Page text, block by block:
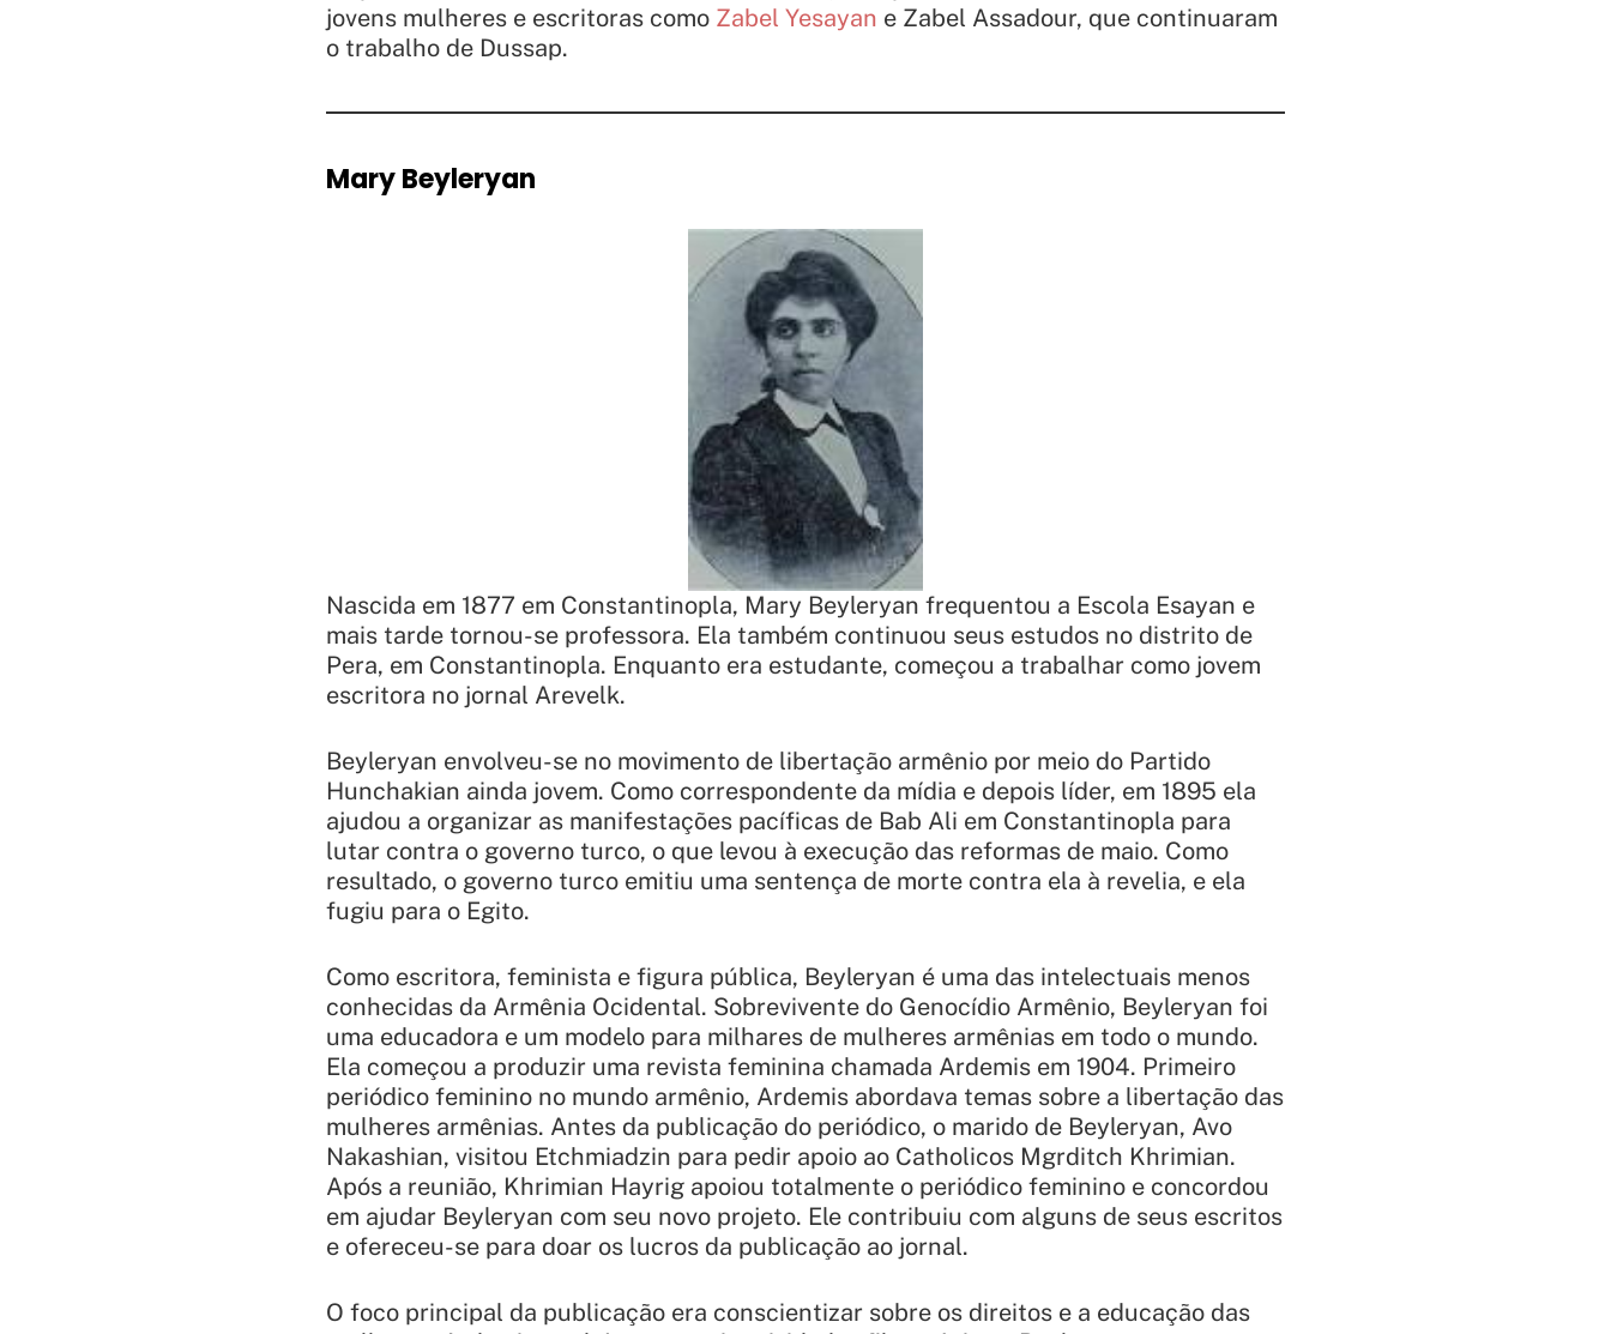
jovens mulheres e escritoras como Zabel Yesayan e Zabel Assadour, que continuaram
o trabalho de Dussap.
Mary Beyleryan
Nascida em 1877 em Constantinopla, Mary Beyleryan frequentou a Escola Esayan e
mais tarde tornou-se professora. Ela também continuou seus estudos no distrito de
Pera, em Constantinopla. Enquanto era estudante, começou a trabalhar como jovem
escritora no jornal Arevelk.
Beyleryan envolveu-se no movimento de libertação armênio por meio do Partido
Hunchakian ainda jovem. Como correspondente da mídia e depois líder, em 1895 ela
ajudou a organizar as manifestações pacíficas de Bab Ali em Constantinopla para
lutar contra o governo turco, o que levou à execução das reformas de maio. Como
resultado, o governo turco emitiu uma sentença de morte contra ela à revelia, e ela
fugiu para o Egito.
Como escritora, feminista e figura pública, Beyleryan é uma das intelectuais menos
conhecidas da Armênia Ocidental. Sobrevivente do Genocídio Armênio, Beyleryan foi
uma educadora e um modelo para milhares de mulheres armênias em todo o mundo.
Ela começou a produzir uma revista feminina chamada Ardemis em 1904. Primeiro
periódico feminino no mundo armênio, Ardemis abordava temas sobre a libertação das
mulheres armênias. Antes da publicação do periódico, o marido de Beyleryan, Avo
Nakashian, visitou Etchmiadzin para pedir apoio ao Catholicos Mgrditch Khrimian.
Após a reunião, Khrimian Hayrig apoiou totalmente o periódico feminino e concordou
em ajudar Beyleryan com seu novo projeto. Ele contribuiu com alguns de seus escritos
e ofereceu-se para doar os lucros da publicação ao jornal.
O foco principal da publicação era conscientizar sobre os direitos e a educação das